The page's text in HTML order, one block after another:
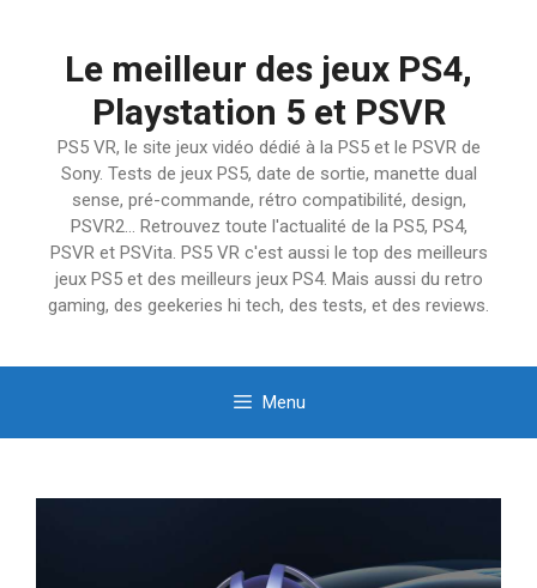
Le meilleur des jeux PS4,
Playstation 5 et PSVR
PS5 VR, le site jeux vidéo dédié à la PS5 et le PSVR de
Sony. Tests de jeux PS5, date de sortie, manette dual
sense, pré-commande, rétro compatibilité, design,
PSVR2… Retrouvez toute l'actualité de la PS5, PS4,
PSVR et PSVita. PS5 VR c'est aussi le top des meilleurs
jeux PS5 et des meilleurs jeux PS4. Mais aussi du retro
gaming, des geekeries hi tech, des tests, et des reviews.
Menu